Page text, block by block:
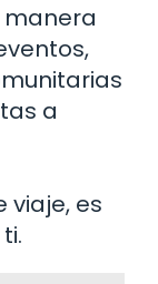
manera
a
viaje, es